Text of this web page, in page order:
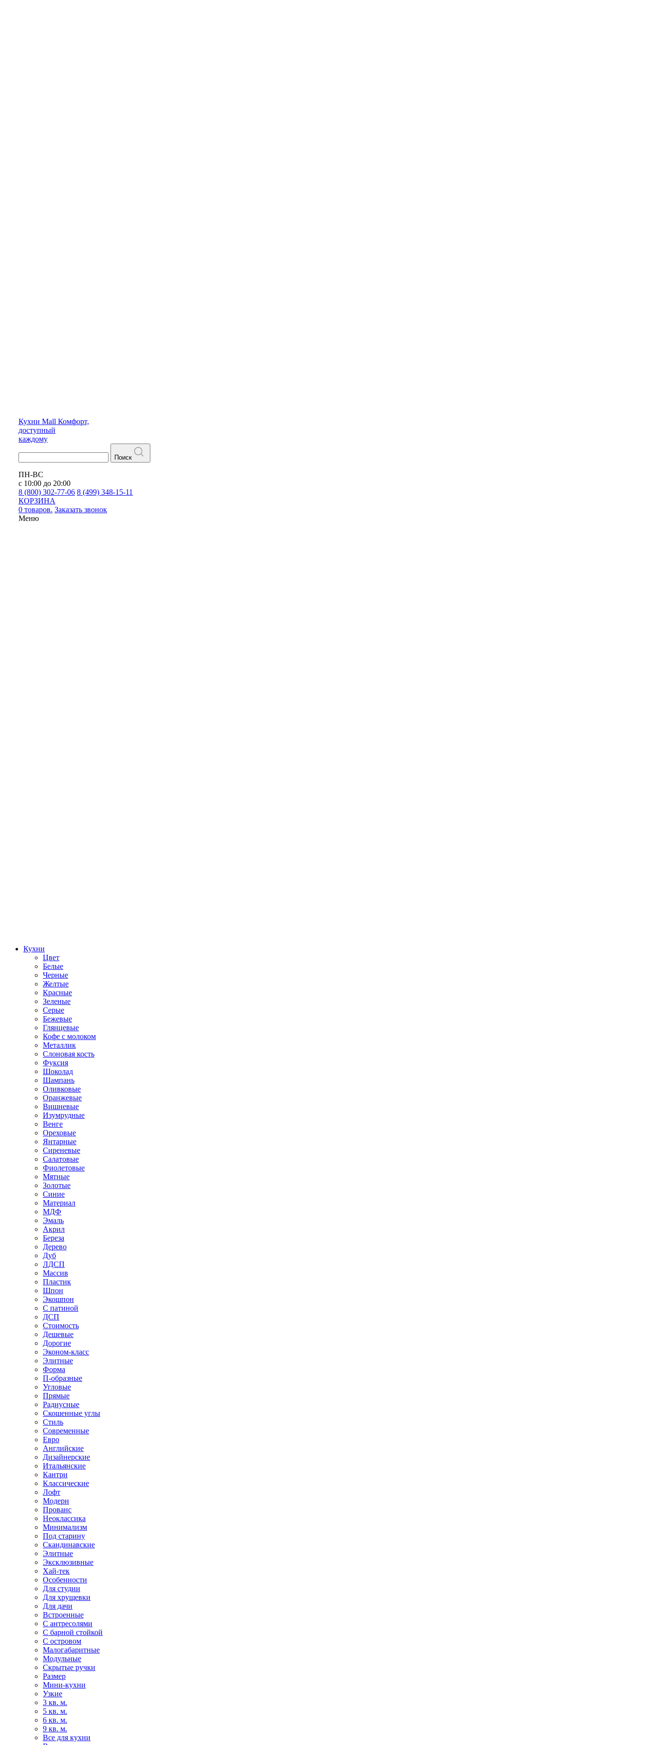
Кухни Mall Комфорт,
доступный
каждому
Поиск
ПН-ВС
с 10:00 до 20:00
8 (800) 302-77-06 8 (499) 348-15-11
КОРЗИНА
0 товаров. Заказать звонок
Меню
Кухни
Цвет
Белые
Черные
Желтые
Красные
Зеленые
Серые
Бежевые
Глянцевые
Кофе с молоком
Металлик
Слоновая кость
Фуксия
Шоколад
Шампань
Оливковые
Оранжевые
Вишневые
Изумрудные
Венге
Ореховые
Янтарные
Сиреневые
Салатовые
Фиолетовые
Мятные
Золотые
Синие
Материал
МДФ
Эмаль
Акрил
Береза
Дерево
Дуб
ЛДСП
Массив
Пластик
Шпон
Экошпон
С патиной
ДСП
Стоимость
Дешевые
Дорогие
Эконом-класс
Элитные
Форма
П-образные
Угловые
Прямые
Радиусные
Скошенные углы
Стиль
Современные
Евро
Английские
Дизайнерские
Итальянские
Кантри
Классические
Лофт
Модерн
Прованс
Неоклассика
Минимализм
Под старину
Скандинавские
Элитные
Эксклюзивные
Хай-тек
Особенности
Для студии
Для хрущевки
Для дачи
Встроенные
С антресолями
С барной стойкой
С островом
Малогабаритные
Модульные
Скрытые ручки
Размер
Мини-кухни
Узкие
3 кв. м.
5 кв. м.
6 кв. м.
9 кв. м.
Все для кухни